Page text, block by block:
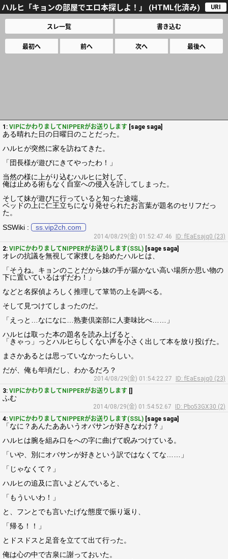
ハルヒ「キョンの部屋でエロ本探しよ！」 (HTML化済み) URI
スレ一覧 書き込む
最初へ 前へ 次へ 最後へ
1: VIPにかわりましてNIPPERがお送りします [sage saga]
ある晴れた日の日曜日のことだった。
ハルヒが突然に家を訪ねてきた。
「団長様が遊びにきてやったわ！」
当然の様に上がり込むハルヒに対して、
俺は止める術もなく自室への侵入を許してしまった。
そして妹が遊びに行っていると知った途端、
ベッドの上に仁王立ちになり発せられたお言葉が題名のセリフだっ
た。
SSWiki :
ss.vip2ch.com
2014/08/29(金) 01:52:47.46
ID: fEaEsajq0 (23)
2: VIPにかわりましてNIPPERがお送りします(SSL) [sage saga]
オレの抗議を無視して家捜しを始めたハルヒは、
「そうね。キョンのことだから妹の手が届かない高い場所か思い物の
下に置いているはずだわ！」
などと名探偵よろしく推理して箪笥の上を調べる。
そして見つけてしまったのだ。
「えっと…なになに…熟妻倶楽部に人妻味比べ……」
ハルヒは取った本の題名を読み上げると、
「きゃっ」っとハルヒらしくない声を小さく出して本を放り投げた。
まさかあるとは思っていなかったらしい。
だが、俺も年頃だし、わかるだろ？
2014/08/29(金) 01:54:22.27
ID: fEaEsajq0 (23)
3: VIPにかわりましてNIPPERがお送りします []
ふむ
2014/08/29(金) 01:54:52.67
ID: Pbo53GX30 (2)
4: VIPにかわりましてNIPPERがお送りします(SSL) [sage saga]
「なに？あんたああいうオバサンが好きなわけ？」
ハルヒは腕を組み口をへの字に曲げて睨みつけている。
「いや、別にオバサンが好きという訳ではなくてな……」
「じゃなくて？」
ハルヒの追及に言いよどんでいると、
「もういいわ！」
と、フンとでも言いたげな態度で振り返り、
「帰る！！」
とドスドスと足音を立てて出て行った。
俺は心の中で古泉に謝っておいた。